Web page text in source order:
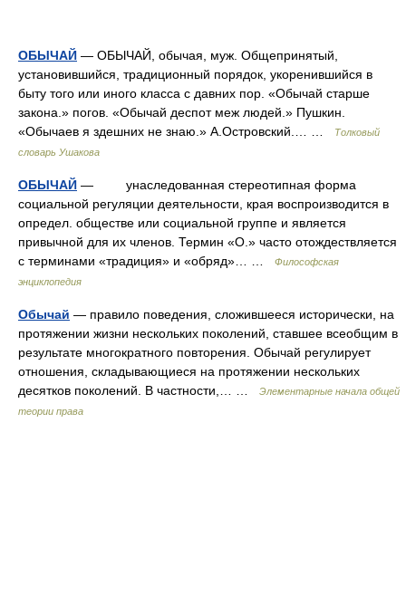
ОБЫЧАЙ — ОБЫЧАЙ, обычая, муж. Общепринятый,
установившийся, традиционный порядок, укоренившийся в
быту того или иного класса с давних пор. «Обычай старше
закона.» погов. «Обычай деспот меж людей.» Пушкин.
«Обычаев я здешних не знаю.» А.Островский.… …
Толковый
словарь Ушакова
ОБЫЧАЙ — унаследованная стереотипная форма
социальной регуляции деятельности, края воспроизводится в
определ. обществе или социальной группе и является
привычной для их членов. Термин «О.» часто отождествляется
с терминами «традиция» и «обряд»… …
Философская
энциклопедия
Обычай — правило поведения, сложившееся исторически, на
протяжении жизни нескольких поколений, ставшее всеобщим в
результате многократного повторения. Обычай регулирует
отношения, складывающиеся на протяжении нескольких
десятков поколений. В частности,… …
Элементарные начала общей
теории права